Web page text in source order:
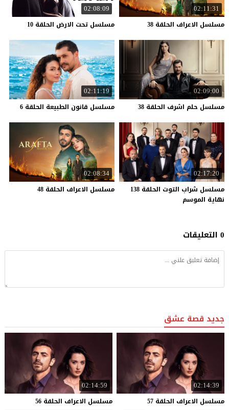
02:11:31
مسلسل الاعراف الحلقة 38
02:08:09
مسلسل تحت الارض الحلقة 10
02:09:00
مسلسل حلم اشرف الحلقة 38
02:11:19
مسلسل قانون الطبيعة الحلقة 6
02:17:20
مسلسل شراب التوت الحلقة 138
نهاية الموسم
02:08:34
مسلسل الاعراف الحلقة 48
0 التعليقات
جديد قصة عشق
02:14:39
مسلسل الاعراف الحلقة 57
02:14:59
مسلسل الاعراف الحلقة 56